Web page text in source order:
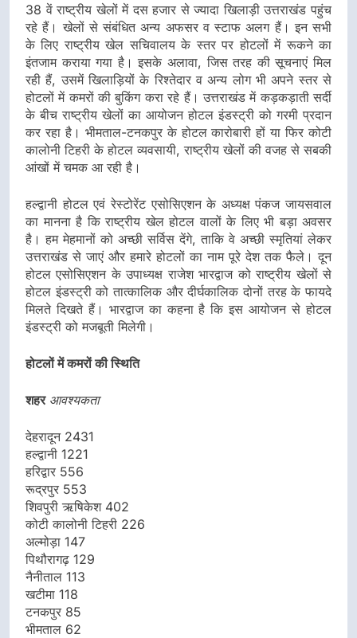
38 वें राष्ट्रीय खेलों में दस हजार से ज्यादा खिलाड़ी उत्तराखंड पहुंच
रहे हैं। खेलों से संबंधित अन्य अफसर व स्टाफ अलग हैं। इन सभी
के लिए राष्ट्रीय खेल सचिवालय के स्तर पर होटलों में रूकने का
इंतजाम कराया गया है। इसके अलावा, जिस तरह की सूचनाएं मिल
रही हैं, उसमें खिलाड़ियों के रिश्तेदार व अन्य लोग भी अपने स्तर से
होटलों में कमरों की बुकिंग करा रहे हैं। उत्तराखंड में कड़कड़ाती सर्दी
के बीच राष्ट्रीय खेलों का आयोजन होटल इंडस्ट्री को गरमी प्रदान
कर रहा है। भीमताल-टनकपुर के होटल कारोबारी हों या फिर कोटी
कालोनी टिहरी के होटल व्यवसायी, राष्ट्रीय खेलों की वजह से सबकी
आंखों में चमक आ रही है।
हल्द्वानी होटल एवं रेस्टोरेंट एसोसिएशन के अध्यक्ष पंकज जायसवाल
का मानना है कि राष्ट्रीय खेल होटल वालों के लिए भी बड़ा अवसर
है। हम मेहमानों को अच्छी सर्विस देंगे, ताकि वे अच्छी स्मृतियां लेकर
उत्तराखंड से जाएं और हमारे होटलों का नाम पूरे देश तक फैले। दून
होटल एसोसिएशन के उपाध्यक्ष राजेश भारद्वाज को राष्ट्रीय खेलों से
होटल इंडस्ट्री को तात्कालिक और दीर्घकालिक दोनों तरह के फायदे
मिलते दिखते हैं। भारद्वाज का कहना है कि इस आयोजन से होटल
इंडस्ट्री को मजबूती मिलेगी।
होटलों में कमरों की स्थिति
शहर आवश्यकता
देहरादून 2431
हल्द्वानी 1221
हरिद्वार 556
रूद्रपुर 553
शिवपुरी ऋषिकेश 402
कोटी कालोनी टिहरी 226
अल्मोड़ा 147
पिथौरागढ़ 129
नैनीताल 113
खटीमा 118
टनकपुर 85
भीमताल 62